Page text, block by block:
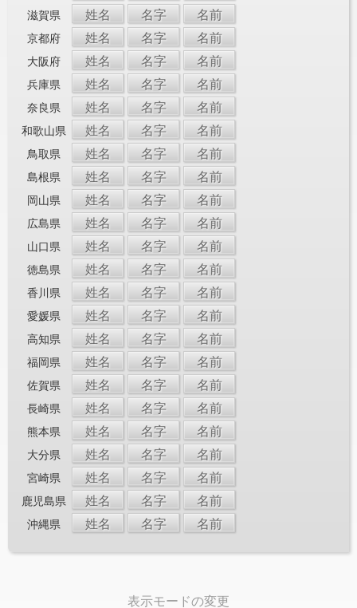
滋賀県 姓名 名字 名前
京都府 姓名 名字 名前
大阪府 姓名 名字 名前
兵庫県 姓名 名字 名前
奈良県 姓名 名字 名前
和歌山県 姓名 名字 名前
鳥取県 姓名 名字 名前
島根県 姓名 名字 名前
岡山県 姓名 名字 名前
広島県 姓名 名字 名前
山口県 姓名 名字 名前
徳島県 姓名 名字 名前
香川県 姓名 名字 名前
愛媛県 姓名 名字 名前
高知県 姓名 名字 名前
福岡県 姓名 名字 名前
佐賀県 姓名 名字 名前
長崎県 姓名 名字 名前
熊本県 姓名 名字 名前
大分県 姓名 名字 名前
宮崎県 姓名 名字 名前
鹿児島県 姓名 名字 名前
沖縄県 姓名 名字 名前
表示モードの変更